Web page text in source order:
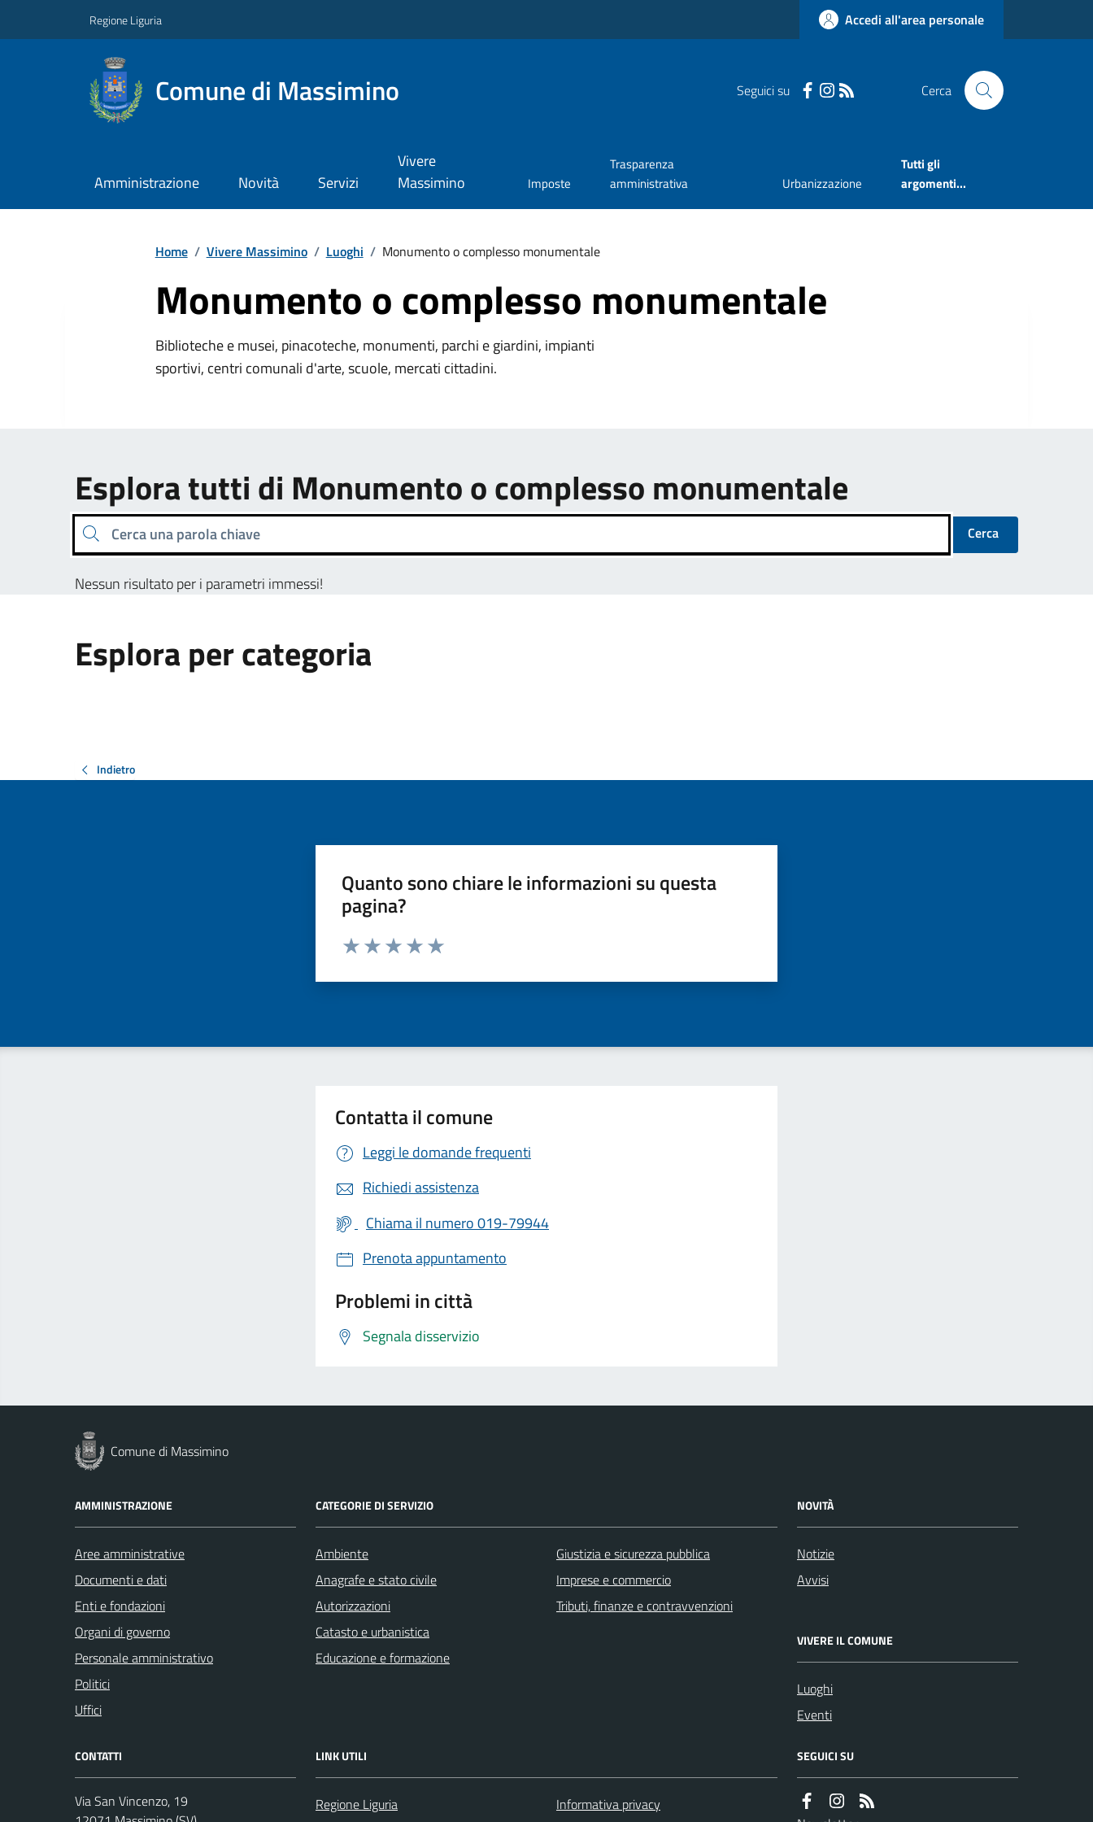
Regione Liguria Accedi all'area personale
Comune di Massimino Seguici su Cerca
Amministrazione Novità Servizi
Vivere
Massimino
Imposte
Trasparenza
amministrativa
Urbanizzazione
Tutti gli
argomenti...
Home / Vivere Massimino / Luoghi / Monumento o complesso monumentale
Monumento o complesso monumentale
Biblioteche e musei, pinacoteche, monumenti, parchi e giardini, impianti
sportivi, centri comunali d'arte, scuole, mercati cittadini.
Esplora tutti di Monumento o complesso monumentale
Cerca una parola chiave Cerca
Nessun risultato per i parametri immessi!
Esplora per categoria
Indietro
Quanto sono chiare le informazioni su questa
pagina?
Valuta da 1 a 5 stelle la pagina
Contatta il comune
Leggi le domande frequenti
Richiedi assistenza
Chiama il numero 019-79944
Prenota appuntamento
Problemi in città
Segnala disservizio
Comune di Massimino
AMMINISTRAZIONE
Aree amministrative
Documenti e dati
Enti e fondazioni
Organi di governo
Personale amministrativo
Politici
Uffici
CATEGORIE DI SERVIZIO
Ambiente
Anagrafe e stato civile
Autorizzazioni
Catasto e urbanistica
Educazione e formazione
Giustizia e sicurezza pubblica
Imprese e commercio
Tributi, finanze e contravvenzioni
NOVITÀ
Notizie
Avvisi
VIVERE IL COMUNE
Luoghi
Eventi
CONTATTI
Via San Vincenzo, 19
LINK UTILI
Regione Liguria
Informativa privacy
SEGUICI SU